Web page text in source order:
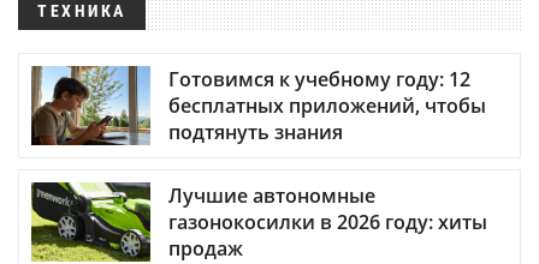
ТЕХНИКА
Готовимся к учебному году: 12
бесплатных приложений, чтобы
подтянуть знания
Лучшие автономные
газонокосилки в 2026 году: хиты
продаж